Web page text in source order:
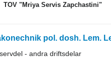
TOV "Mriya Servis Zapchastini"
pol. dosh. Lem.
- andra driftsdelar